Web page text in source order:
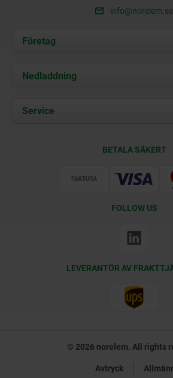
info@norelem.se
Företag
Om oss
Kontakt
Nedladdning
Documents
Service
BETALA SÄKERT
FOLLOW US
LEVERANTÖR AV
© 2026 norelem. All rights
Avtryck